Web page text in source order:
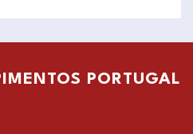
PORTUGAL